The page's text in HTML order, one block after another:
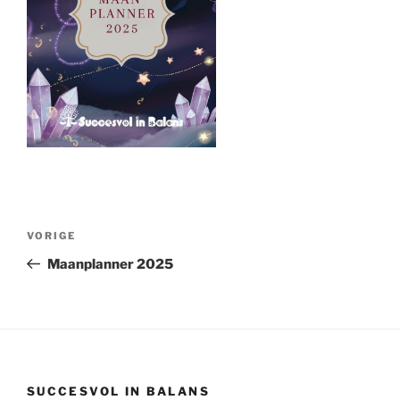
Bericht
Vorig
bericht
VORIGE
Maanplanner 2025
SUCCESVOL IN BALANS